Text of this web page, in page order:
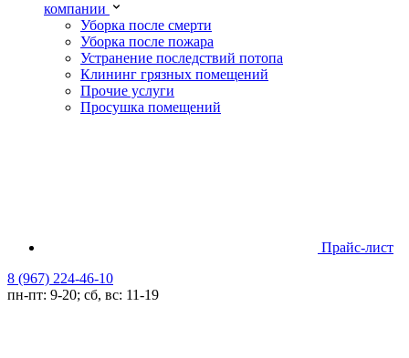
компании
Уборка после смерти
Уборка после пожара
Устранение последствий потопа
Клининг грязных помещений
Прочие услуги
Просушка помещений
Прайс-лист
8 (967) 224-46-10
пн-пт: 9-20; сб, вс: 11-19